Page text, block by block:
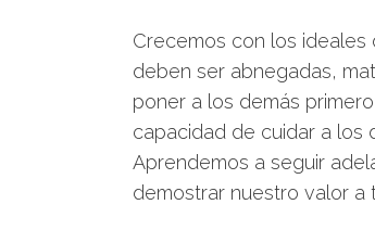
Crecemos con los ideales
deben ser abnegadas,
poner a los demás
capacidad de cuidar a los
Aprendemos a seguir
demostrar nuestro valor a